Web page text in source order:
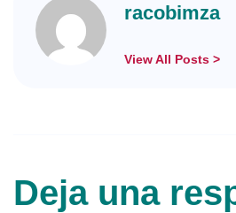
racobimza
View All Posts >
Deja una